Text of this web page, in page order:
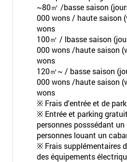
~80㎡ /basse saison
000 wons / haute saison
wons
100㎡ / lbasse saison
000 wons /haute saison
wons
120㎡~ / basse saison
000 wons /haute saison
wons
※ Frais d'entrée et de
※ Entrée et parking
personnes posssédant
personnes louant un
※ Frais supplémentaires
des équipements